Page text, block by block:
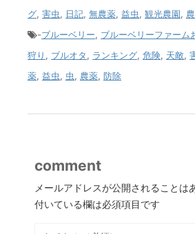
グ, 害虫, 日記, 無農薬, 益虫, 観光農園,
-ブルーベリー, ブルーベリーファーム
狩り , ブルオタ, ランキング, 危険, 天敵,
薬, 益虫, 虫, 農薬, 防除
comment
メールアドレスが公開されることは
付いている欄は必須項目です